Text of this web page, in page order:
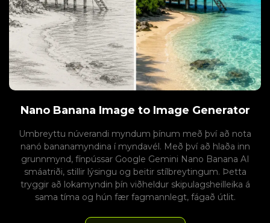
Nano Banana Image to Image Generator
Umbreyttu núverandi myndum þínum með því að nota
nanó bananamyndina í myndavél. Með því að hlaða inn
grunnmynd, fínpússar Google Gemini Nano Banana AI
smáatriði, stillir lýsingu og beitir stílbreytingum. Þetta
tryggir að lokamyndin þín viðheldur skipulagsheilleika á
sama tíma og hún fær fagmannlegt, fágað útlit.